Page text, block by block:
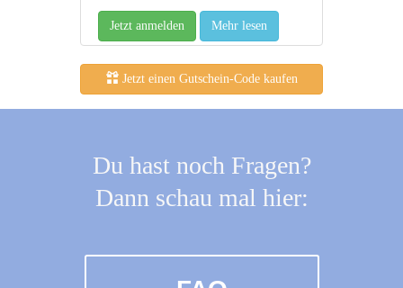
Jetzt anmelden Mehr lesen
Jetzt einen Gutschein-Code kaufen
Du hast noch Fragen?
Dann schau mal hier: